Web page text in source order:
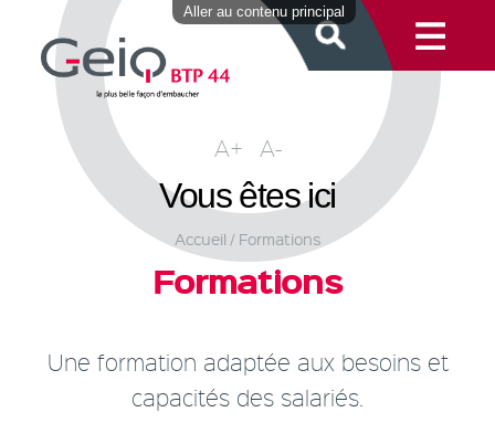
Aller au contenu principal
A+ A-
Vous êtes ici
Accueil / Formations
Formations
Une formation adaptée aux besoins et
capacités des salariés.